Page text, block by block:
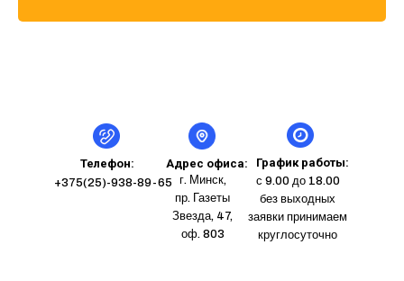
Адрес офиса:
г. Минск,
пр. Газеты
Звезда, 47,
оф. 803
Телефон: График работы:
+375(25)-938-89-65
с 9.00 до 18.00
без выходных
заявки принимаем
круглосуточно